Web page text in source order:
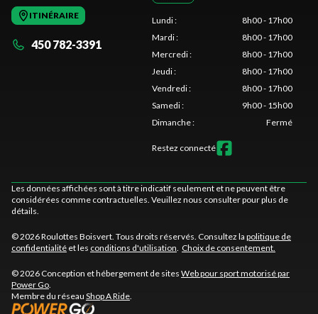
ITINÉRAIRE
450 782-3391
Lundi:
8h00 - 17h00
Mardi:
8h00 - 17h00
Mercredi:
8h00 - 17h00
Jeudi:
8h00 - 17h00
Vendredi:
8h00 - 17h00
Samedi:
9h00 - 15h00
Dimanche: Fermé
Restez connecté
Les données affichées sont à titre indicatif seulement et ne peuvent être
considérées comme contractuelles. Veuillez nous consulter pour plus de
détails.
© 2026 Roulottes Boisvert. Tous droits réservés. Consultez la politique de
confidentialité et les conditions d'utilisation Choix de consentement.
© 2026 Conception et hébergement de sites Web pour sport motorisé par
Power Go
Membre du réseau Shop A Ride